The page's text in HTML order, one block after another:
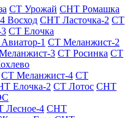
СТ Урожай СНТ Ромашка
Восход СНТ Ласточка-2 СТ
СТ Елочка
1 СТ Меланжист-2
3 СТ Росинка СТ
СТ Меланжист-4 СТ
Елочка-2 СТ Лотос СНТ
Лесное-4 СНТ